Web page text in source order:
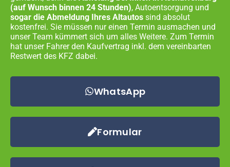
(auf Wunsch binnen 24 Stunden), Autoentsorgung und
sogar die Abmeldung Ihres Altautos sind absolut
kostenfrei. Sie müssen nur einen Termin ausmachen und
unser Team kümmert sich um alles Weitere. Zum Termin
hat unser Fahrer den Kaufvertrag inkl. dem vereinbarten
Restwert des KFZ dabei.
WhatsApp
Formular